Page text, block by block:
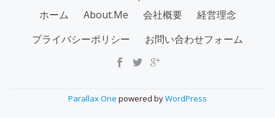
SECONDARY
ホーム About.Me 会社概要
経営理念
プライバシーポリシー
お問い合わせフォーム
Parallax One powered byWordPress